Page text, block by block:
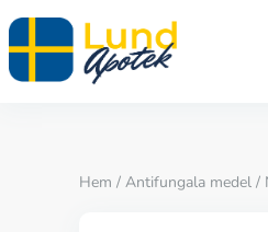
Hem / Antifungala medel /